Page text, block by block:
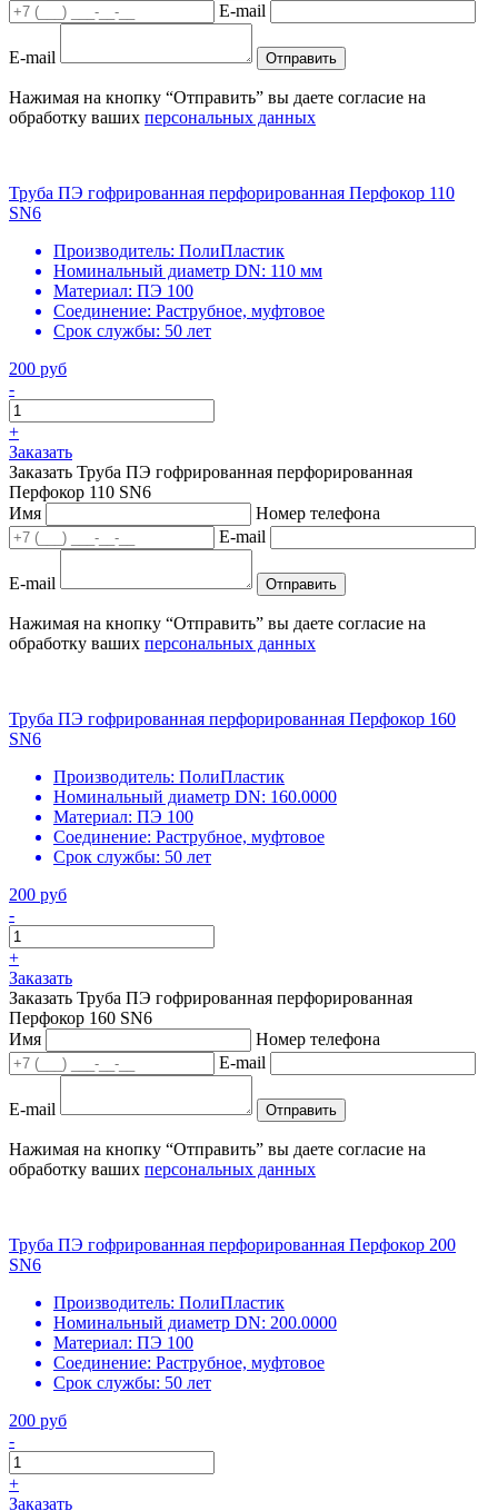
E-mail
E-mail Отправить
Нажимая на кнопку “Отправить” вы даете согласие на
обработку ваших персональных данных
Труба ПЭ гофрированная перфорированная Перфокор 110
SN6
Производитель: ПолиПластик
Номинальный диаметр DN: 110 мм
Материал: ПЭ 100
Соединение: Раструбное, муфтовое
Срок службы: 50 лет
200 руб
-
+
Заказать
Заказать Труба ПЭ гофрированная перфорированная
Перфокор 110 SN6
Имя
Номер телефона
E-mail
E-mail Отправить
Нажимая на кнопку “Отправить” вы даете согласие на
обработку ваших персональных данных
Труба ПЭ гофрированная перфорированная Перфокор 160
SN6
Производитель: ПолиПластик
Номинальный диаметр DN: 160.0000
Материал: ПЭ 100
Соединение: Раструбное, муфтовое
Срок службы: 50 лет
200 руб
-
+
Заказать
Заказать Труба ПЭ гофрированная перфорированная
Перфокор 160 SN6
Имя
Номер телефона
E-mail
E-mail Отправить
Нажимая на кнопку “Отправить” вы даете согласие на
обработку ваших персональных данных
Труба ПЭ гофрированная перфорированная Перфокор 200
SN6
Производитель: ПолиПластик
Номинальный диаметр DN: 200.0000
Материал: ПЭ 100
Соединение: Раструбное, муфтовое
Срок службы: 50 лет
200 руб
-
+
Заказать